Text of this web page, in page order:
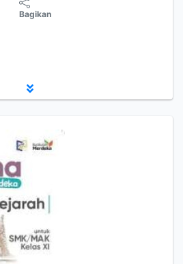
Bagikan